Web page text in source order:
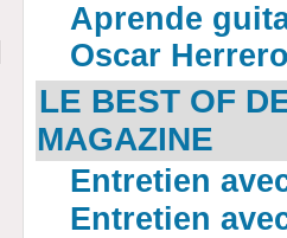
Aprende
Oscar
LE BEST OF
MAGAZINE
Entretien
Entretien